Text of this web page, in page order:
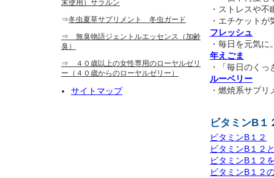
・ストレスや
・エチケット
フレッシュ
・毎日を元気
年えごま
・「毎日のく
ルーベリー
・燃焼系サプ
ビタミンB
ビタミンB１２
ビタミンB１２
ビタミンB１２
ビタミンB１２
末使用）サラルン
⇒冬虫夏草サプリメント 冬虫ガード
⇒ 無臭物語ジェントルエッセンス（加齢
臭）
⇒ ４０歳以上の女性専用のローヤルゼリ
ー（４０歳からのローヤルゼリー）
サイトマップ